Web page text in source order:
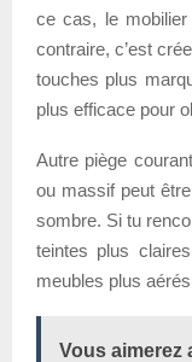
ce cas, le mobilier
contraire, c’est
touches plus
plus efficace pour
Autre piège
ou massif peut
sombre. Si tu
teintes plus
meubles plus
Vous aimerez